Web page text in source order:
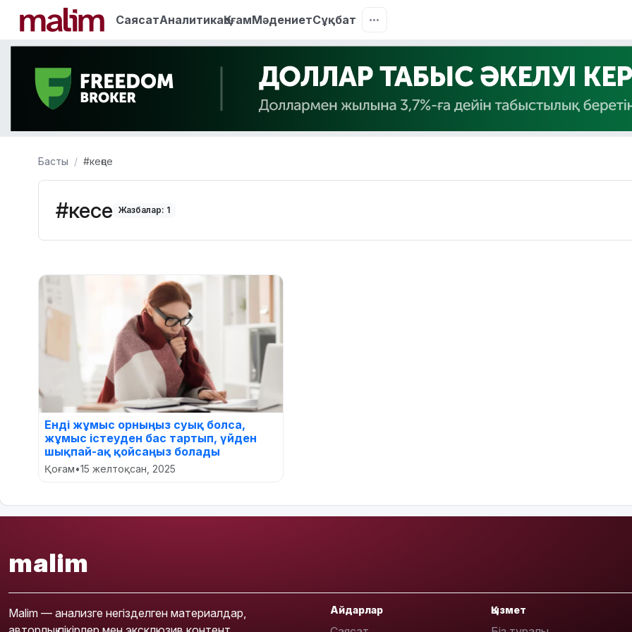
СаясатАналитикаҚоғамМәдениетСұқбат
Басты #кеңсе
#кеңсе Жазбалар: 1
Енді жұмыс орныңыз суық болса,
жұмыс істеуден бас тартып, үйден
шықпай-ақ қойсаңыз болады
Қоғам•15 желтоқсан, 2025
malim
Malim — анализге негізделген материалдар,
Айдарлар Қызмет